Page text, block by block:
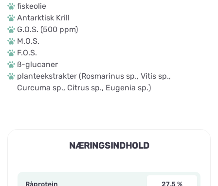
fiskeolie
Antarktisk Krill
G.O.S. (500 ppm)
M.O.S.
F.O.S.
ß-glucaner
planteekstrakter (Rosmarinus sp., Vitis sp.,
Curcuma sp., Citrus sp., Eugenia sp.)
NÆRINGSINDHOLD
Råprotein 27,5 %